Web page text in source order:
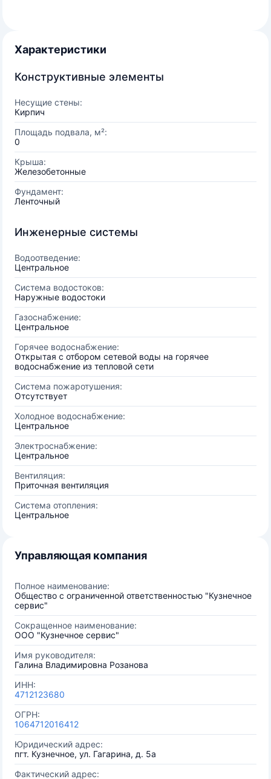
Характеристики
Конструктивные элементы
Несущие стены:
Кирпич
Площадь подвала, м²:
0
Крыша:
Железобетонные
Фундамент:
Ленточный
Инженерные системы
Водоотведение:
Центральное
Система водостоков:
Наружные водостоки
Газоснабжение:
Центральное
Горячее водоснабжение:
Открытая с отбором сетевой воды на горячее
водоснабжение из тепловой сети
Система пожаротушения:
Отсутствует
Холодное водоснабжение:
Центральное
Электроснабжение:
Центральное
Вентиляция:
Приточная вентиляция
Система отопления:
Центральное
Управляющая компания
Полное наименование:
Общество с ограниченной ответственностью "Кузнечное
сервис"
Сокращенное наименование:
ООО "Кузнечное сервис"
Имя руководителя:
Галина Владимировна Розанова
ИНН:
4712123680
ОГРН:
1064712016412
Юридический адрес:
пгт. Кузнечное, ул. Гагарина, д. 5а
Фактический адрес: